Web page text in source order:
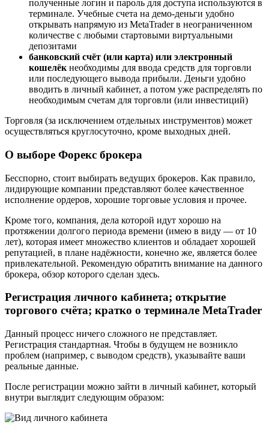
полученные логин и пароль для доступа используются в
терминале. Учебные счета на демо-деньги удобно
открывать напрямую из MetaTrader в неограниченном
количестве с любыми стартовыми виртуальными
депозитами
банковский счёт (или карта) или электронный
кошелёк необходимы для ввода средств для торговли
или последующего вывода прибыли. Деньги удобно
вводить в личный кабинет, а потом уже распределять по
необходимым счетам для торговли (или инвестиций)
Торговля (за исключением отдельных инструментов) может
осуществляться круглосуточно, кроме выходных дней.
О выборе Форекс брокера
Бесспорно, стоит выбирать ведущих брокеров. Как правило,
лидирующие компании представляют более качественное
исполнение ордеров, хорошие торговые условия и прочее.
Кроме того, компания, дела которой идут хорошо на
протяжении долгого периода времени (имею в виду — от 10
лет), которая имеет множество клиентов и обладает хорошей
репутацией, в плане надёжности, конечно же, является более
привлекательной. Рекомендую обратить внимание на данного
брокера, обзор которого сделан здесь.
Регистрация личного кабинета; открытие
торгового счёта; кратко о терминале MetaTrader
Данный процесс ничего сложного не представляет.
Регистрация стандартная. Чтобы в будущем не возникло
проблем (например, с выводом средств), указывайте ваши
реальные данные.
После регистрации можно зайти в личный кабинет, который
внутри выглядит следующим образом: